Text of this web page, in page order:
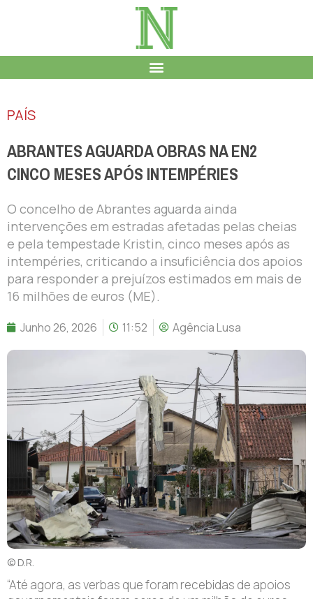
PAÍS
ABRANTES AGUARDA OBRAS NA EN2
CINCO MESES APÓS INTEMPÉRIES
O concelho de Abrantes aguarda ainda
intervenções em estradas afetadas pelas cheias
e pela tempestade Kristin, cinco meses após as
intempéries, criticando a insuficiência dos apoios
para responder a prejuízos estimados em mais de
16 milhões de euros (ME).
Junho 26, 2026 11:52 Agência Lusa
© D.R.
“Até agora, as verbas que foram recebidas de apoios